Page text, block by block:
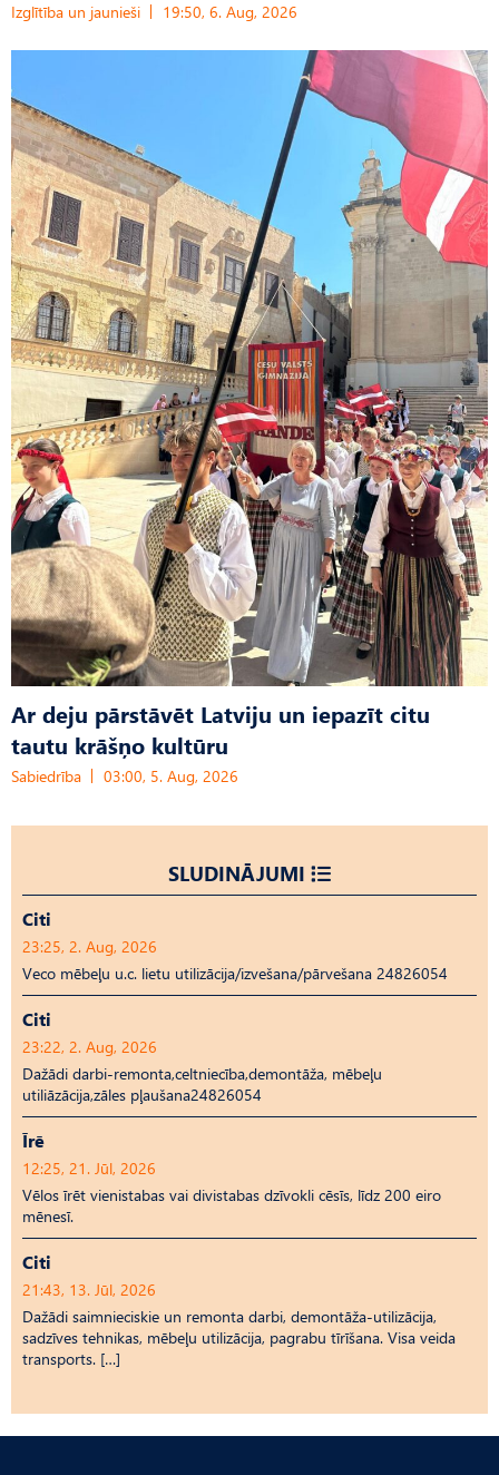
Izglītība un jaunieši 19:50, 6. Aug, 2026
Ar deju pārstāvēt Latviju un iepazīt citu
tautu krāšņo kultūru
Sabiedrība 03:00, 5. Aug, 2026
SLUDINĀJUMI
Citi
23:25, 2. Aug, 2026
Veco mēbeļu u.c. lietu utilizācija/izvešana/pārvešana 24826054
Citi
23:22, 2. Aug, 2026
Dažādi darbi-remonta,celtniecība,demontāža, mēbeļu
utiliāzācija,zāles pļaušana24826054
Īrē
12:25, 21. Jūl, 2026
Vēlos īrēt vienistabas vai divistabas dzīvokli cēsīs, līdz 200 eiro
mēnesī.
Citi
21:43, 13. Jūl, 2026
Dažādi saimnieciskie un remonta darbi, demontāža-utilizācija,
sadzīves tehnikas, mēbeļu utilizācija, pagrabu tīrīšana. Visa veida
transports. […]